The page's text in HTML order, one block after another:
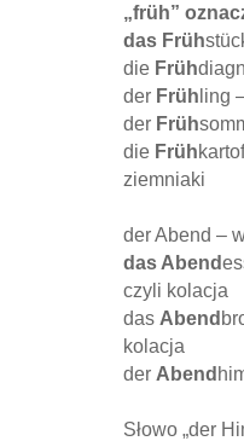
„früh”
das Früh
die Früh
der Früh ling
der Früh
die Früh
ziemniaki
der Abend –
das Abend
czyli kolacja
das Abend
kolacja
der Abend
Słowo „der